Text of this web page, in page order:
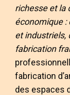
richesse et la
économique :
et industriels,
fabrication
fabrication
des espaces